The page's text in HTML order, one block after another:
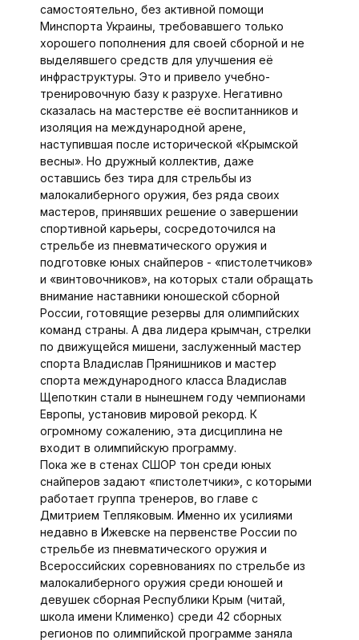
самостоятельно, без активной помощи
Минспорта Украины, требовавшего только
хорошего пополнения для своей сборной и не
выделявшего средств для улучшения её
инфраструктуры. Это и привело учебно-
тренировочную базу к разрухе. Негативно
сказалась на мастерстве её воспитанников и
изоляция на международной арене,
наступившая после исторической «Крымской
весны». Но дружный коллектив, даже
оставшись без тира для стрельбы из
малокалиберного оружия, без ряда своих
мастеров, принявших решение о завершении
спортивной карьеры, сосредоточился на
стрельбе из пневматического оружия и
подготовке юных снайперов - «пистолетчиков»
и «винтовочников», на которых стали обращать
внимание наставники юношеской сборной
России, готовящие резервы для олимпийских
команд страны. А два лидера крымчан, стрелки
по движущейся мишени, заслуженный мастер
спорта Владислав Прянишников и мастер
спорта международного класса Владислав
Щепоткин стали в нынешнем году чемпионами
Европы, установив мировой рекорд. К
огромному сожалению, эта дисциплина не
входит в олимпийскую программу.
Пока же в стенах СШОР тон среди юных
снайперов задают «пистолетчики», с которыми
работает группа тренеров, во главе с
Дмитрием Тепляковым. Именно их усилиями
недавно в Ижевске на первенстве России по
стрельбе из пневматического оружия и
Всероссийских соревнованиях по стрельбе из
малокалиберного оружия среди юношей и
девушек сборная Республики Крым (читай,
школа имени Клименко) среди 42 сборных
регионов по олимпийской программе заняла